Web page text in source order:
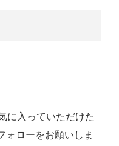
に入っていただけた
ローをお願いしま